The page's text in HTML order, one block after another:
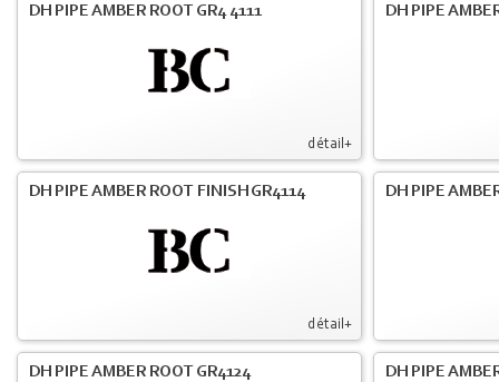
détail+
DH PIPE AMBER ROOT GR4 4111 DH PIPE
détail+
DH PIPE AMBER ROOT FINISH GR4114 DH PIPE
DH PIPE AMBER ROOT GR4124 DH PIPE